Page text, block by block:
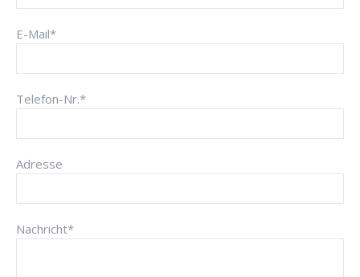
E-Mail*
Telefon-Nr.*
Adresse
Nachricht*